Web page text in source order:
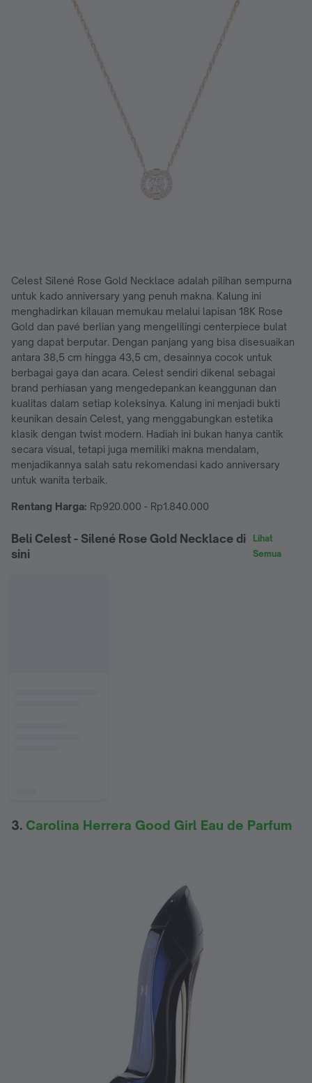
Celest Silené Rose Gold Necklace adalah pilihan sempurna
untuk kado anniversary yang penuh makna. Kalung ini
menghadirkan kilauan memukau melalui lapisan 18K Rose
Gold dan pavé berlian yang mengelilingi centerpiece bulat
yang dapat berputar. Dengan panjang yang bisa disesuaikan
antara 38,5 cm hingga 43,5 cm, desainnya cocok untuk
berbagai gaya dan acara. Celest sendiri dikenal sebagai
brand perhiasan yang mengedepankan keanggunan dan
kualitas dalam setiap koleksinya. Kalung ini menjadi bukti
keunikan desain Celest, yang menggabungkan estetika
klasik dengan twist modern. Hadiah ini bukan hanya cantik
secara visual, tetapi juga memiliki makna mendalam,
menjadikannya salah satu rekomendasi kado anniversary
untuk wanita terbaik.
Rentang Harga: Rp920.000 - Rp1.840.000
Beli Celest - Silené Rose Gold Necklace di
sini
Lihat
Semua
3. Carolina Herrera Good Girl Eau de Parfum